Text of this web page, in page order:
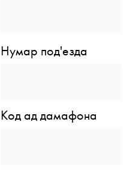
Нумар под'езда
Код ад дамафона